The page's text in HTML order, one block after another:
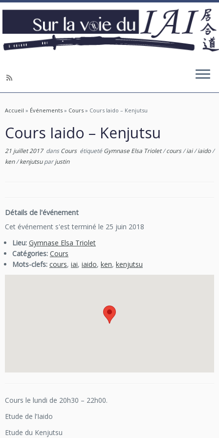
Accueil » Événements » Cours » Cours Iaido – Kenjutsu
Cours Iaido – Kenjutsu
21 juillet 2017dansCours étiqueté Gymnase Elsa Triolet/cours/iai/iaido/
ken/kenjutsuparjustin
Détails de l'événement
Cet événement s'est terminé le 25 juin 2018
Lieu: Gymnase Elsa Triolet
Catégories: Cours
Mots-clefs: cours, iai, iaido, ken, kenjutsu
Cours le lundi de 20h30 – 22h00.
Etude de l’Iaido
Etude du Kenjutsu